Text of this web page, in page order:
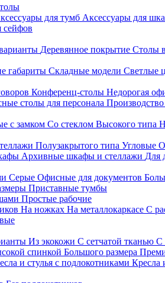
для тумб Аксессуары для
сейфов
Деревянное покрытие Столы
габариты Складные модели Светлые
Конференц-столы Недорогая
столы для персонала
с замком Со стеклом Высокого типа
Полузакрытого типа Угловые
Архивные шкафы и стеллажи Для
Серые Офисные для документов
Приставные тумбы
Простые рабочие
На ножках На металлокаркасе С
Из экокожи С сетчатой тканью С
спинкой Большого размера
и стулья с подлокотниками Кресла